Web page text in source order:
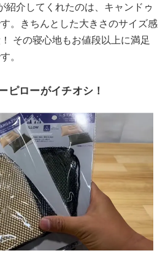
紹介してくれたのは、キャンドゥ
。きちんとした大きさのサイズ感
その寝心地もお値段以上に満足
。
ピローがイチオシ！